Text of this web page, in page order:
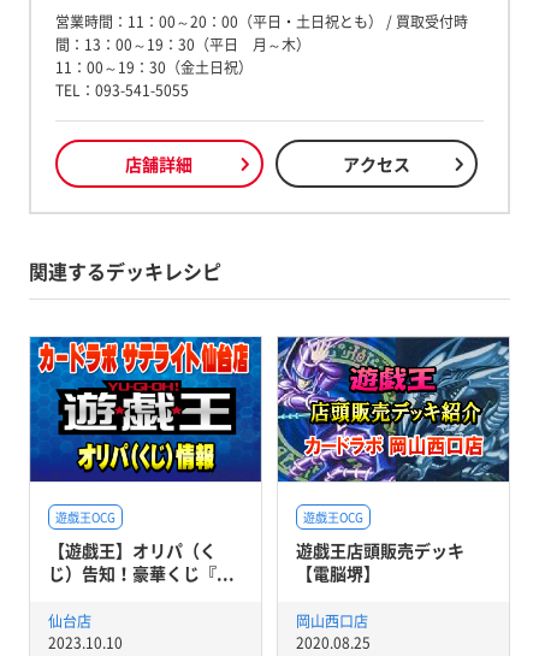
営業時間：11：00～20：00（平日・土日祝とも） / 買取受付時
間：13：00～19：30（平日 月～木）
11：00～19：30（金土日祝）
TEL：093-541-5055
店舗詳細 アクセス
関連するデッキレシピ
遊戯王OCG
【遊戯王】オリパ（く
じ）告知！豪華くじ『...
仙台店
2023.10.10
遊戯王OCG
遊戯王店頭販売デッキ
【電脳堺】
岡山西口店
2020.08.25